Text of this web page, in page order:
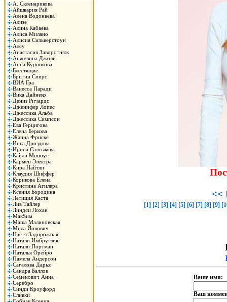
А. Скленарикова
Айшвария Рай
Алена Водонаева
Ализе
Алина Кабаева
Алиса Милано
Алисия Сильверстоун
Алсу
Анастасия Заворотнюк
Анжелина Джоли
Анна Курникова
Блестящие
Бритни Спирс
ВИА Гра
Ванесса Паради
Вика Дайнеко
Дениз Ричардс
Дженифер Лопес
Джессика Альба
Джессика Симпсон
Ева Герцигова
Елена Беркова
Жанна Фриске
Инга Дроздова
Ирина Салтыкова
Кайли Миноуг
Кармен Электра
Кира Найтли
Клаудия Шиффер
Корикова Елена
Кристина Агилера
Ксения Бородина
Летиция Каста
Лив Тайлер
Линдси Лохан
МакSим
Маша Малиновская
Мила Йовович
Настя Задорожная
Натали Имбруглия
Натали Портман
Наталья Орейро
Памела Андерсон
Сагалова Дарья
Сандра Баллок
Семенович Анна
Серебро
Синди Кроуфорд
Сливки
<<
[1] [2] [3] [4] [5] [6] [7] [8] [9]
Ваше имя:
Ваш